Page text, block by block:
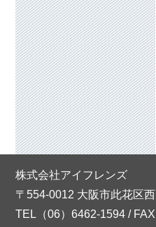
株式会社アイフレンズ
〒554-0012 大阪市此花区
TEL（06）6462-1594 /